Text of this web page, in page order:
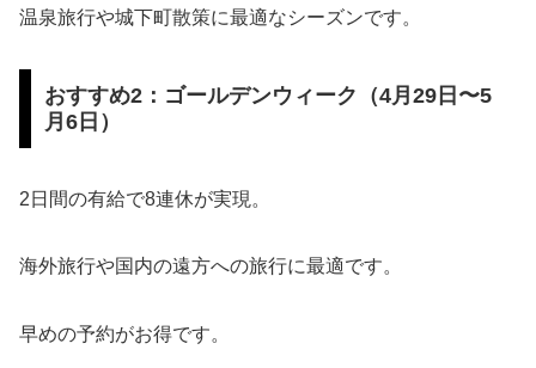
温泉旅行や城下町散策に最適なシーズンです。
おすすめ2：ゴールデンウィーク（4月29日〜5
月6日）
2日間の有給で8連休が実現。
海外旅行や国内の遠方への旅行に最適です。
早めの予約がお得です。